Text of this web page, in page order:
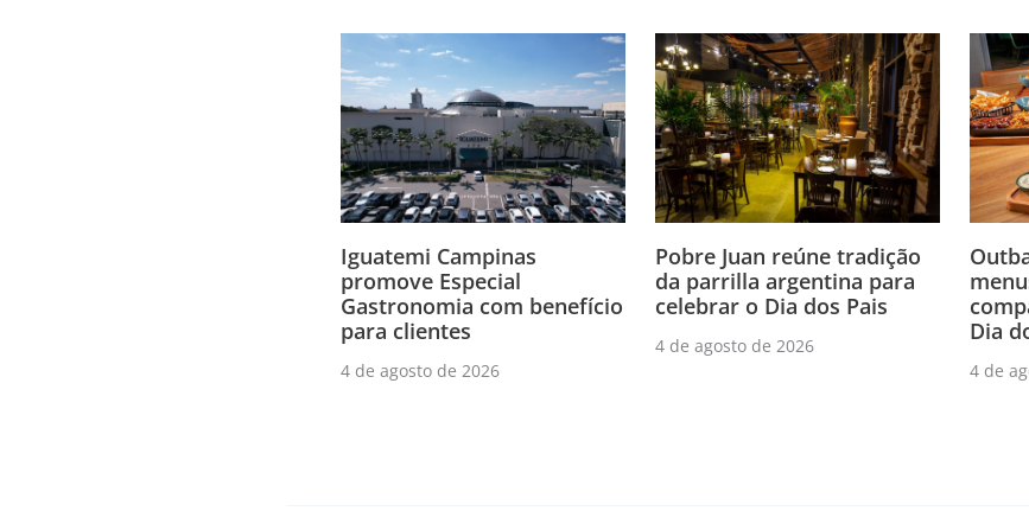
Iguatemi Campinas
promove Especial
Gastronomia com benefício
para clientes
4 de agosto de 2026
Pobre Juan reúne tradição
da parrilla argentina para
celebrar o Dia dos Pais
4 de agosto de 2026
Dia
4 de